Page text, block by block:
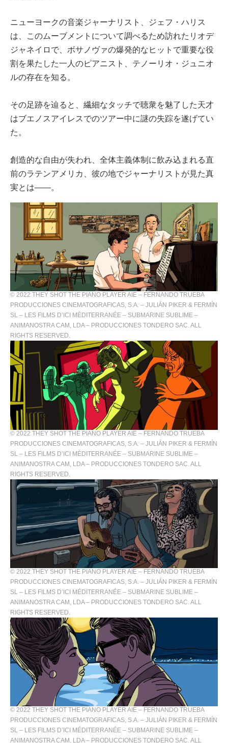
ニューヨークの音楽ジャーナリスト、ジェフ・ハリス
は、このムーブメントについて調べるため訪れたリオデ
ジャネイロで、ボサノヴァの爆発的なヒットで重要な役
割を果たした一人のピアニスト、テノーリオ・ジュニオ
ルの存在を知る。
その足跡を辿ると、繊細なタッチで聴衆を魅了した天才
はブエノスアイレスでのツアー中に謎の失踪を遂げてい
た。
創造的な自由が失われ、全体主義体制に飲み込まれる直
前のラテンアメリカ、彼の地でジャーナリストが見た真
実とは――。
© 2022 THEY SHOT THE PIANO PLAYER AIE – FERNANDO TRUEBA
PRODUCCIONES CINEMATOGRAFICAS, S.A. – JULIÁN PIKER & FERMÍN
SL – LES FILMS D’ICI MÉDITERRANÉE – SUBMARINE SUBLIME –
ANIMANOSTRA CAM, LDA – PRODUCCIONES TONDERO SAC. ALL
RIGHTS RESERVED.
© 2022 THEY SHOT THE PIANO PLAYER AIE – FERNANDO TRUEBA
PRODUCCIONES CINEMATOGRAFICAS, S.A. – JULIÁN PIKER & FERMÍN
SL – LES FILMS D’ICI MÉDITERRANÉE – SUBMARINE SUBLIME –
ANIMANOSTRA CAM, LDA – PRODUCCIONES TONDERO SAC. ALL
RIGHTS RESERVED.
© 2022 THEY SHOT THE PIANO PLAYER AIE – FERNANDO TRUEBA
PRODUCCIONES CINEMATOGRAFICAS, S.A. – JULIÁN PIKER & FERMÍN
SL – LES FILMS D’ICI MÉDITERRANÉE – SUBMARINE SUBLIME –
ANIMANOSTRA CAM, LDA – PRODUCCIONES TONDERO SAC. ALL
RIGHTS RESERVED.
© 2022 THEY SHOT THE PIANO PLAYER AIE – FERNANDO TRUEBA
PRODUCCIONES CINEMATOGRAFICAS, S.A. – JULIÁN PIKER & FERMÍN
SL – LES FILMS D’ICI MÉDITERRANÉE – SUBMARINE SUBLIME –
ANIMANOSTRA CAM, LDA – PRODUCCIONES TONDERO SAC. ALL